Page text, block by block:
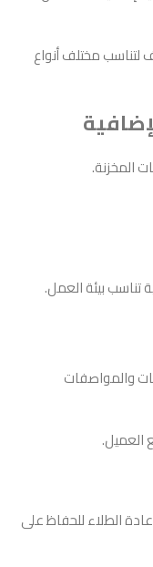
لتناسب مختلف أنواع
المخزنة.
تناسب بيئة العمل.
والمواصفات
العميل.
الطلاء للحفاظ على